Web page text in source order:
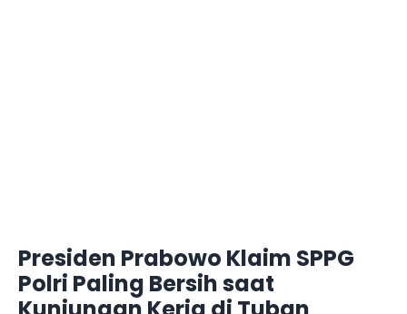
Presiden Prabowo Klaim SPPG
Polri Paling Bersih saat